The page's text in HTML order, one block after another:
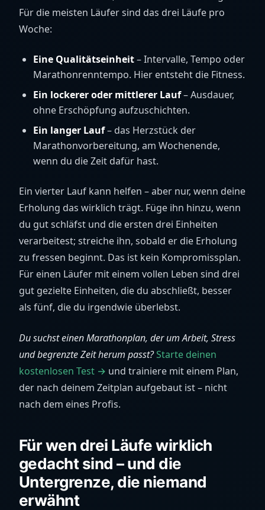
Für die meisten Läufer sind das drei Läufe pro
Woche:
Eine Qualitätseinheit– Intervalle, Tempo oder
Marathonrenntempo. Hier entsteht die Fitness.
Ein lockerer oder mittlerer Lauf– Ausdauer,
ohne Erschöpfung aufzuschichten.
Ein langer Lauf– das Herzstück der
Marathonvorbereitung, am Wochenende,
wenn du die Zeit dafür hast.
Ein vierter Lauf kann helfen – aber nur, wenn deine
Erholung das wirklich trägt. Füge ihn hinzu, wenn
du gut schläfst und die ersten drei Einheiten
verarbeitest; streiche ihn, sobald er die Erholung
zu fressen beginnt. Das ist kein Kompromissplan.
Für einen Läufer mit einem vollen Leben sind drei
gut gezielte Einheiten, die du abschließt, besser
als fünf, die du irgendwie überlebst.
Du suchst einen Marathonplan, der um Arbeit, Stress
und begrenzte Zeit herum passt?Starte deinen
kostenlosen Test → und trainiere mit einem Plan,
der nach deinem Zeitplan aufgebaut ist – nicht
nach dem eines Profis.
Für wen drei Läufe wirklich
gedacht sind – und die
Untergrenze, die niemand
erwähnt